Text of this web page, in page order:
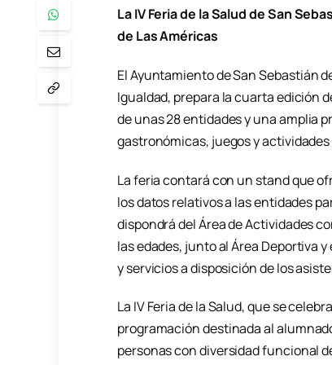
La IV Feria de la Salud de San
de Las Américas
El Ayuntamiento de San Sebastián
Igualdad, prepara la cuarta edición
de unas 28 entidades y una amplia
gastronómicas, juegos y
La feria contará con un stand que
los datos relativos a las entidades
dispondrá del Área de Actividades
las edades, junto al Área Deportiva
y servicios a disposición de los
La IV Feria de la Salud, que se
programación destinada al
personas con diversidad funcional